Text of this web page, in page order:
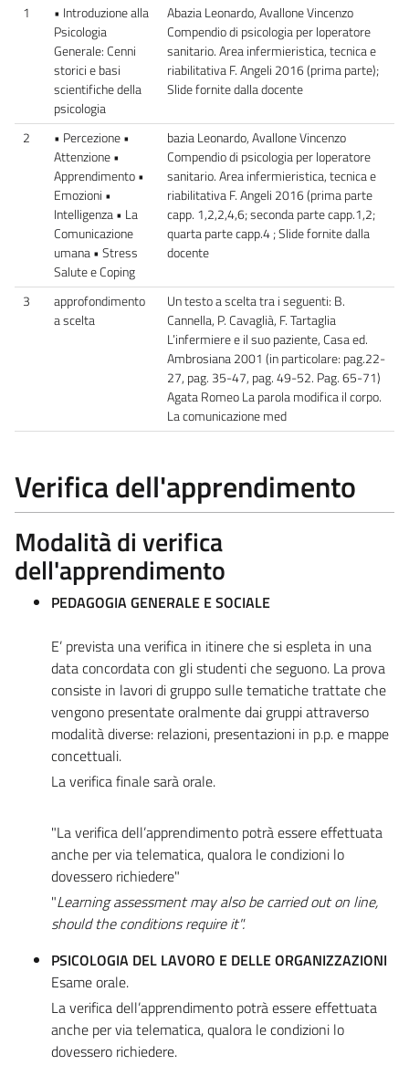
1
• Introduzione alla
Psicologia
Generale: Cenni
storici e basi
scientifiche della
psicologia
Abazia Leonardo, Avallone Vincenzo
Compendio di psicologia per loperatore
sanitario. Area infermieristica, tecnica e
riabilitativa F. Angeli 2016 (prima parte);
Slide fornite dalla docente
2
• Percezione •
Attenzione •
Apprendimento •
Emozioni •
Intelligenza • La
Comunicazione
umana • Stress
Salute e Coping
bazia Leonardo, Avallone Vincenzo
Compendio di psicologia per loperatore
sanitario. Area infermieristica, tecnica e
riabilitativa F. Angeli 2016 (prima parte
capp. 1,2,2,4,6; seconda parte capp.1,2;
quarta parte capp.4 ; Slide fornite dalla
docente
3
approfondimento
a scelta
Un testo a scelta tra i seguenti: B.
Cannella, P. Cavaglià, F. Tartaglia
L’infermiere e il suo paziente, Casa ed.
Ambrosiana 2001 (in particolare: pag.22-
27, pag. 35-47, pag. 49-52. Pag. 65-71)
Agata Romeo La parola modifica il corpo.
La comunicazione med
Verifica dell'apprendimento
Modalità di verifica
dell'apprendimento
PEDAGOGIA GENERALE E SOCIALE
E’ prevista una verifica in itinere che si espleta in una
data concordata con gli studenti che seguono. La prova
consiste in lavori di gruppo sulle tematiche trattate che
vengono presentate oralmente dai gruppi attraverso
modalità diverse: relazioni, presentazioni in p.p. e mappe
concettuali.
La verifica finale sarà orale.
"La verifica dell’apprendimento potrà essere effettuata
anche per via telematica, qualora le condizioni lo
dovessero richiedere"
"Learning assessment may also be carried out on line,
should the conditions require it".
PSICOLOGIA DEL LAVORO E DELLE ORGANIZZAZIONI
Esame orale.
La verifica dell’apprendimento potrà essere effettuata
anche per via telematica, qualora le condizioni lo
dovessero richiedere.